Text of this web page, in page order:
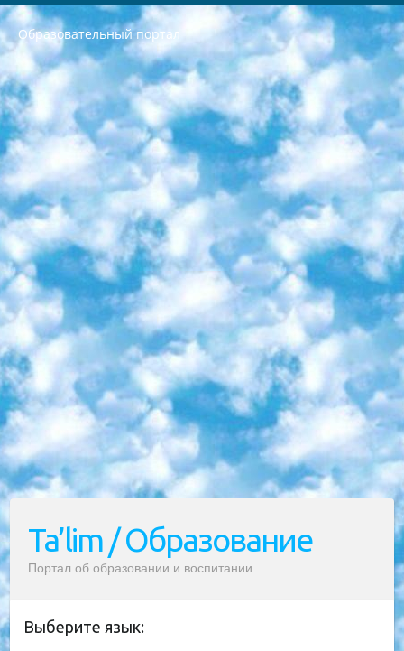
Образовательный портал
РЕСПУБЛИКА УЗБЕКИСТАН МИНИСТРЕРСТВО ДОШКОЛЬНОГО И ШКОЛЬНОГО ОБРАЗОВАНИЯ КОМАНДА в общеобразовательных учреждениях в 2023-2024 учебном году организация и проведение итоговой государственной аттестации обучающихся о Министра дошкольного и школьного образования Республики Узбекистан от 4 марта 2008 года (постановлением Минюста от 20 марта 2008 года № 1778 государственной регистрации) «Итоговое состояние учащихся общего среднего образования на основании положения об утверждении положения об аттестации общего среднего образования выпускной экзамен студентов в образовательных учреждениях в 2023-2024 учебном году В целях организации и прохождения аттестации приказываю: 1. Следующее: перечень предметов, по которым будет проводиться итоговая государственная аттестация и экзамен формы перевода согласно приложению 1; сертификаты международного образца, оценивающие уровень владения иностранными языками перечень согласно приложению 2; 2. Педагогический при специализированных образовательных учреждениях. научно-практический центр квалификации и международной оценки (Д.Давидова) 2024 г. До 25 марта: задания по предметам, по которым будет проводиться итоговая аттестация разработка и утверждение технических условий; итоговая аттестация на основании разработанного предметного задания разработка вопросов по предметам (устно и письменно), экзамен передача; общеобразовательные средние школы и специальные учебные заведения учащиеся выпускных классов школ и интернатов в агентской системе подготовка базы данных экзаменационных материалов и критериев оценки; перевод базы экзаменационных материалов на все языки обучения подать в Республиканский образовательный центр для изготовления; варианты экзаменов на основе разработанных контрольных материалов пусть будут поставлены задачи формирования. 3. Республиканский образовательный центр (Ш.Худайкулов) до 5 апреля 2024 года. до: база данных предоставленных экзаменационных материалов на все языки обучения перевод и экспертиза; для слепых, слабовидящих, глухих, слабослышащих и умственно отсталых детей учащиеся выпускных классов специализированных школ и школ-интернатов база данных экзаменационных материалов на всех преподаваемых языках подготовка критериев оценки; специализированные школы для умственно отсталых детей и технологии для учащихся выпускных классов школ-интернатов разработка соответствующих рекомендаций и критериев проведения ЕГЭ по естествознанию давать задания. 4. Педагогический при специализированных образовательных учреждениях. Научно-практический центр навыков и международной оценки (Д.Давидова), Республика образовательный центр (Худайкулов Ш.) итоговый государственный аттестационный экзамен ориентирован на творческое и логическое мышление при подготовке базы материалов учитывать введение заданий. 5. Следует отметить, что: сертификат государственного образца о знании общеобразовательного предмета и как минимум национальный уровень B1 по предметам на иностранных языках, указанным в Приложении 2. или международно признанный сертификат эквивалентного уровня студенты, изучающие определенный предмет, освобождаются от экзамена; по соответствующим предметам запланирована итоговая государственная аттестация за день до дня, путем жеребьевки Рабочей группой (в письменной форме по предметам, проводимым в форме) из числа сформированных вариантов выбрано 2 варианта; 2 выбранных варианта экзамена анонсированы на официальном сайте министерства и все выпускники по всей стране на основе этих вариантов проводит итоговую государственную аттестацию. 6. Государственное образование учащихся средних общеобразовательных учреждений. знания в соответствии с квалификационными требованиями, которые необходимо приобрести на основании стандартов итоговый (выпускной) контроль для 9 и 11 классов в целях тестирования Экзамены (далее – экзамены) состоят из предметов, перечисленных в приложении 1. будет сделано. 7. Экзамены пройдут с 26 мая по 15 июня 2024 г. (кроме науки физического воспитания). 8. Физическая для учащихся 9 классов общесредних образовательных учреждений. Экзамены по предмету «Образование, квалификация медицина» 1-6 мая 2024 года. сотрудники перевести под присмотр (с отклонениями в физическом или умственном развитии) специализированная школа для детей, школы-интернаты и со сколиозом школы-интернаты санаторного типа для больных детей исключены). 9. Он был слепым, слабовидящим и имел нарушения опорно-двигательного аппарата. экзамены в специализированных школах и интернатах для детей должны проводиться исходя из требований, предъявляемых к общеобразовательным учреждениям (физкультура кроме науки). 10. Специализированная школа для глухих и слабослышащих детей. и экзамены в интернатах и быть реализован в виде письменного теста по математике. 11. Специальность для умственно отсталых детей. Для 9 класса Родной язык и литературное письмо Государственный язык (язык обучения – узбекский). для неклассов) написано Математическое письмо Письменная/устная история Узбекистана Физическое воспитание практично Итоговый контроль Для 11 класса Написание родного языка и литературы (эссе) Математическое письмо Узбекский язык (обучение на узбекском языке) не посещающее общее среднее образование для учреждений)/Образовательное учреждение выбор письменный и устный Иностранный язык письменный/устный Письменная/устная история Узбекистана *По выбору студента:  Химия  Физика  Основы государственного права  География 10 бесплатных образовательных ресурсов - Мы составили подборку онлайн-проектов с интерактивными упражнениями, видеолекциями и статьями. Они помогут вам обрести новые и освежить старые знания бесплатно. 1. «ИНТУИТ» Старейшая образовательная площадка Рунета. Здесь вы найдёте сотни текстовых и видеокурсов на десятки различных тем — от программирования до психологии. Многие курсы подготовлены российскими университетами и крупными международными компаниями вроде Intel и Microsoft. Самостоятельное обучение бесплатное, но желающие могут оплатить услуги персональных наставников. 2. «Смартия» знакомит с актуальными профессиями и подсказывает, как им обучаться. Выбрав заинтересовавшую вас специальность — SMM-специалист, фотограф, веб-дизайнер или другую, — увидите список необходимых для неё умений. Чтобы вы могли освоить их самостоятельно, для каждого умения площадка отображает подборку ссылок на учебные материалы. Хотя «Смартия» ориентируется на русскоязычную аудиторию, часть контента всё же доступна только на английском. 3. «Лекторий Физтеха» Проект Московского физико-технического института (Физтеха). С его помощью вы можете смотреть онлайн серии лекций, записанные на видео в этом вузе. В числе доступных предметов — физика, биология, химия, информационные технологии и другие. К некоторым лекциям администрация ресурса прилагает готовые конспекты, которые можно скачивать в PDF-формате. 4. ITMOcourses Онлайн-площадка Санкт-Петербургского национального исследовательского университета информационных технологий, механики и оптики (ИТМО). Ресурс предоставляет свободный доступ к курсам, разработанным в этом вузе. Каталог материалов разбит на четыре категории: «Оптические системы и технологии», «Приборостроение и робототехника», «Информационные технологии» и «Биотехнологии». Курсы состоят из видеолекций, интерактивных демонстраций и заданий. 5. «КиберЛенинка» Электронная научная библиотека открытого доступа. Каталог площадки регулярно обрастает текстами статей из различных научных изданий. Сгруппированные по журналам и рубрикам публикации можно читать онлайн или скачивать целиком в PDF-формате. Проект нацелен на популяризацию науки за счёт открытого доступа к качественной информации. 6. «ПостНаука» На этом ресурсе публикуют подборки видеолекций, составленные экспертами из разных отраслей и объединённые общими темами. Среди них, к примеру, есть серии «Биоинформатика и геномика», «Культура средневековой Скандинавии» и Cinema Studies о теории кино. Каждая подборка лекций — логически связанная история, рассказанная экспертом от первого лица. Кроме того, на сайте появляются научно-образовательные статьи и тесты на разные темы. 7. «Newочём» Команда проекта «Newочём» отбирает самые интересные тексты из англоязычных СМИ и переводит те из них, за которые голосуют участники сообщества «ВКонтакте». По большей части это научно-популярные статьи. Редакторы придумывают лишь заголовки, в остальном содержание переводов соответствует оригиналам. Полные тексты можно читать прямо в социальной сети. 8. InternetUrok Онлайн-база материалов по основным дисциплинам школьной программы. Информация на сайте структурирована по классам, предметам и темам (урокам). Каждый урок состоит из видеолекций и конспектов. Есть также интерактивные тренажёры и тесты для закрепления пройденного материала. Даже если вы давно окончили школу, возможность повторить программу старших классов всегда может пригодиться. 9. Edutainme Ещё один ресурс об образовании. В отличие от Newtonew, как мне кажется, Edutainme больше ориентируется на представителей индустрии: педагогов, предпринимателей, разработчиков образовательных проектов. Но и любой, кто просто стремится к саморазвитию, найдёт на сайте много полезного и интересного для себя. Например, информацию о новых курсах и образовательных сервисах. 10. Newtonew Онлайн-медиа об образовании и обучении в широком смысле. Авторы Newtonew пишут об инструментах, заведениях, тактиках и стратегиях, которые помогают учить других и получать новые знания самостоятельно. На этой площадке вы найдёте новости, обзоры, аналитические мат
Ta’lim / Образование
Портал об образовании и воспитании
Выберите язык: